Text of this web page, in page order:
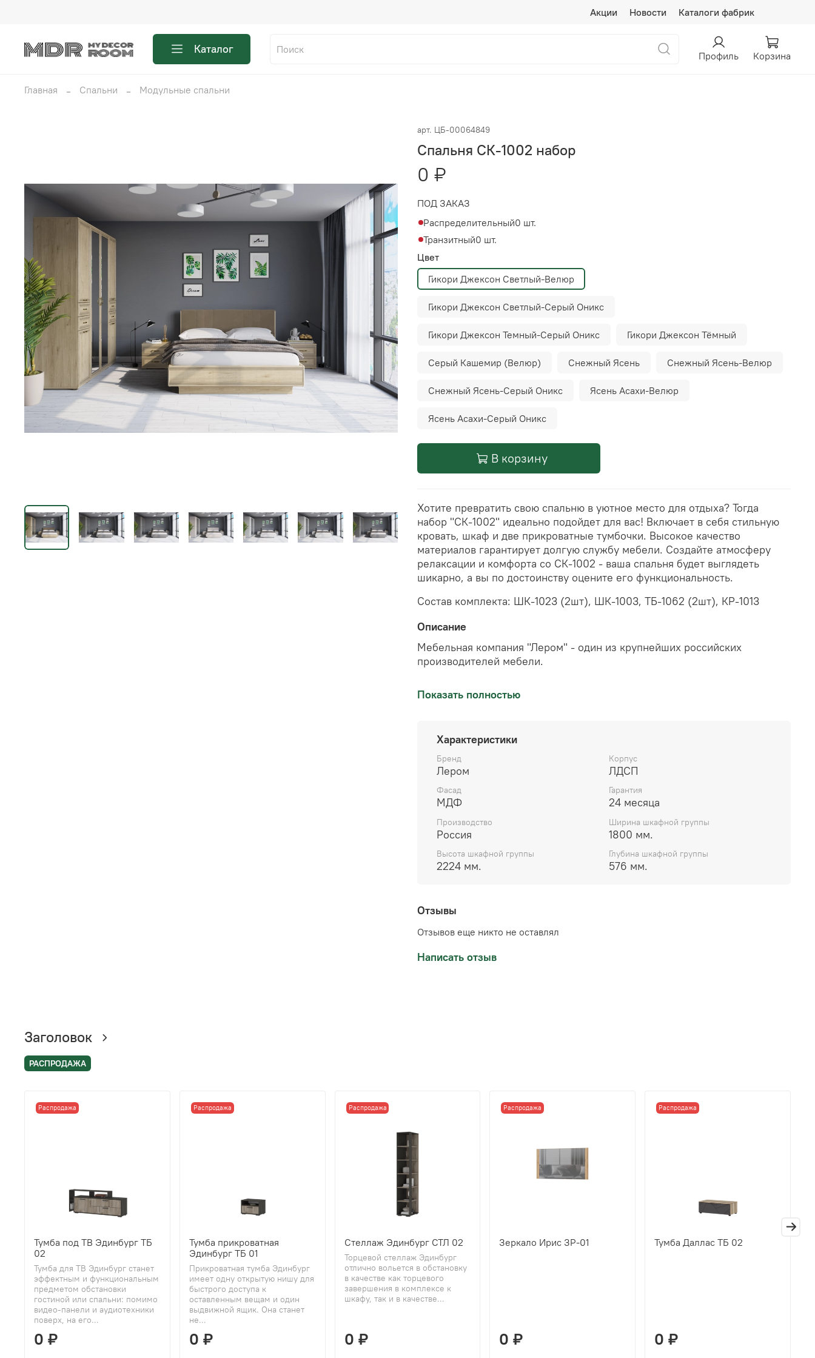
Акции Новости Каталоги фабрик
Каталог Профиль Корзина
Главная Спальни Модульные спальни
арт. ЦБ-00064849
Спальня СК-1002 набор
0 ₽
ПОД ЗАКАЗ
Распределительный0 шт.
Транзитный0 шт.
Цвет
Гикори Джексон Светлый-Велюр
Гикори Джексон Светлый-Серый Оникс
Гикори Джексон Темный-Серый Оникс Гикори Джексон Тёмный
Серый Кашемир (Велюр) Снежный Ясень Снежный Ясень-Велюр
Снежный Ясень-Серый Оникс Ясень Асахи-Велюр
Ясень Асахи-Серый Оникс
В корзину
Хотите превратить свою спальню в уютное место для отдыха? Тогда
набор "СК-1002" идеально подойдет для вас! Включает в себя стильную
кровать, шкаф и две прикроватные тумбочки. Высокое качество
материалов гарантирует долгую службу мебели. Создайте атмосферу
релаксации и комфорта со СК-1002 - ваша спальня будет выглядеть
шикарно, а вы по достоинству оцените его функциональность.
Состав комплекта: ШК-1023 (2шт), ШК-1003, ТБ-1062 (2шт), КР-1013
Описание
Мебельная компания "Лером" - один из крупнейших российских
производителей мебели.
станкостроения Австрии, Германии, Италии.
стандартам ISO 9001-2001, подтверждающим, что система управления
качеством в компании полностью отвечает международным требованиям.
Продукция предприятия поставляется во все регионы Российской
Федерации, страны ближнего и дальнего зарубежья. Потребителям
предлагается модульная мебель для гостиных, спален, прихожих и
детских комнат. Мебель торговой марки "Лером" отличают современный
дизайн, доступная цена и высокое качество изготовления.
Показать полностью
Характеристики
Бренд
Лером
Корпус
ЛДСП
Фасад
МДФ
Гарантия
24 месяца
Производство
Россия
Ширина шкафной группы
1800 мм.
Высота шкафной группы
2224 мм.
Глубина шкафной группы
576 мм.
Отзывы
Отзывов еще никто не оставлял
Написать отзыв
Заголовок
РАСПРОДАЖА
Распродажа
Тумба под ТВ Эдинбург ТБ
02
Тумба для ТВ Эдинбург станет
эффектным и функциональным
предметом обстановки
гостиной или спальни: помимо
видео-панели и аудиотехники
поверх, на его...
0 ₽
Распродажа
Тумба прикроватная
Эдинбург ТБ 01
Прикроватная тумба Эдинбург
имеет одну открытую нишу для
быстрого доступа к
оставленным вещам и один
выдвижной ящик. Она станет
не...
0 ₽
Распродажа
Стеллаж Эдинбург СТЛ 02
Торцевой стеллаж Эдинбург
отлично вольется в обстановку
в качестве как торцевого
завершения в комплексе к
шкафу, так и в качестве...
0 ₽
Распродажа
Зеркало Ирис ЗР-01
0 ₽
Распродажа
Тумба Даллас ТБ 02
0 ₽